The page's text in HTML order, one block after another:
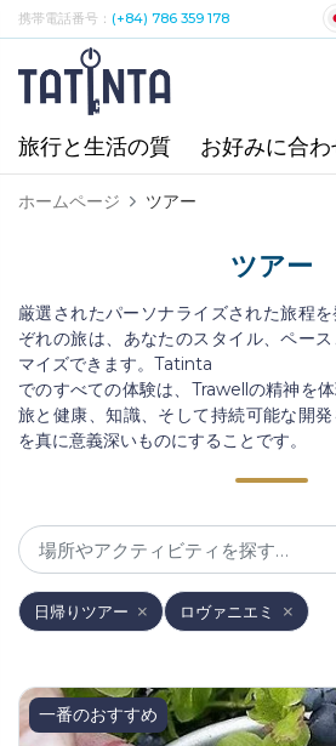
携帯電話番号： (+84) 786 359 178
旅行と生活の質 お好みに合
ホームページ ツアー
ツアー
厳選されたパーソナライズされた旅程
ぞれの旅は、あなたのスタイル、ペー
マイズできます。Tatinta
でのすべての体験は、Trawellの精神を体
旅と健康、知識、そして持続可能な開
を真に意義深いものにすることです。
日帰りツアー
ロヴァニエミ
一番のおすすめ